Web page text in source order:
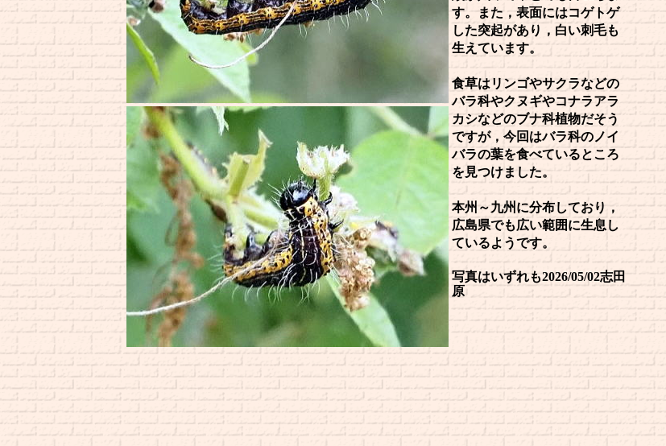
す。また，表面にはコゲトゲ
した突起があり，白い刺毛も
生えています。
食草はリンゴやサクラなどの
バラ科やクヌギやコナラアラ
カシなどのブナ科植物だそう
ですが，今回はバラ科のノイ
バラの葉を食べているところ
を見つけました。
本州～九州に分布しており，
広島県でも広い範囲に生息し
ているようです。
写真はいずれも2026/05/02志田
原